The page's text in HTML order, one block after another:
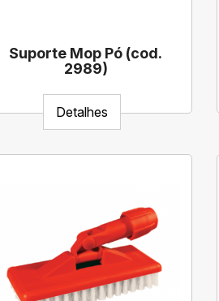
Suporte Mop Pó (cod.
2989)
Detalhes